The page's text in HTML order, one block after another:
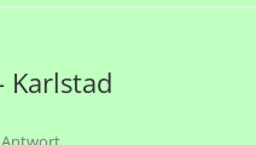
Karlstad